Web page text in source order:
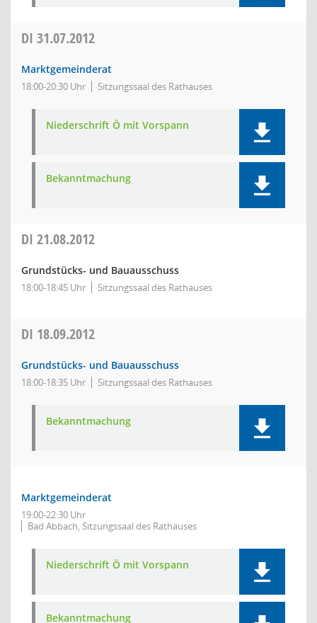
DI 31.07.2012
Marktgemeinderat
18:00-20:30 Uhr Sitzungssaal des Rathauses
Niederschrift Ö mit Vorspann
Bekanntmachung
DI 21.08.2012
Grundstücks- und Bauausschuss
18:00-18:45 Uhr Sitzungssaal des Rathauses
DI 18.09.2012
Grundstücks- und Bauausschuss
18:00-18:35 Uhr Sitzungssaal des Rathauses
Bekanntmachung
Marktgemeinderat
19:00-22:30 Uhr
Bad Abbach, Sitzungssaal des Rathauses
Niederschrift Ö mit Vorspann
Bekanntmachung